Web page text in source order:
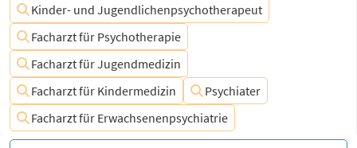
Kinder- und Jugendlichenpsychotherapeut
Facharzt für Psychotherapie
Facharzt für Jugendmedizin
Facharzt für Kindermedizin
Psychiater
Facharzt für Erwachsenenpsychiatrie